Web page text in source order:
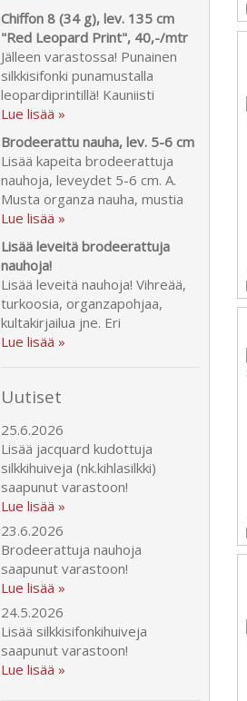
Chiffon 8 (34 g), lev. 135 cm
"Red Leopard Print", 40,-/mtr
Jälleen varastossa! Punainen
silkkisifonki punamustalla
leopardiprintillä! Kauniisti
Lue lisää »
Brodeerattu nauha, lev. 5-6 cm
Lisää kapeita brodeerattuja
nauhoja, leveydet 5-6 cm. A.
Musta organza nauha, mustia
Lue lisää »
Lisää leveitä brodeerattuja
nauhoja!
Lisää leveitä nauhoja! Vihreää,
turkoosia, organzapohjaa,
kultakirjailua jne. Eri
Lue lisää »
Uutiset
25.6.2026
Lisää jacquard kudottuja
silkkihuiveja (nk.kihlasilkki)
saapunut varastoon!
Lue lisää »
23.6.2026
Brodeerattuja nauhoja
saapunut varastoon!
Lue lisää »
24.5.2026
Lisää silkkisifonkihuiveja
saapunut varastoon!
Lue lisää »